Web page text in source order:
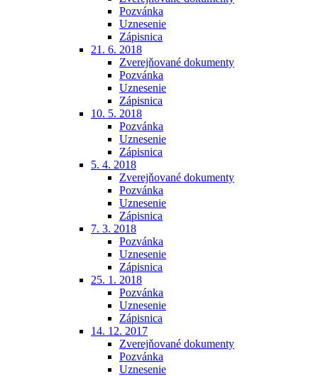
Pozvánka
Uznesenie
Zápisnica
21. 6. 2018
Zverejňované dokumenty
Pozvánka
Uznesenie
Zápisnica
10. 5. 2018
Pozvánka
Uznesenie
Zápisnica
5. 4. 2018
Zverejňované dokumenty
Pozvánka
Uznesenie
Zápisnica
7. 3. 2018
Pozvánka
Uznesenie
Zápisnica
25. 1. 2018
Pozvánka
Uznesenie
Zápisnica
14. 12. 2017
Zverejňované dokumenty
Pozvánka
Uznesenie